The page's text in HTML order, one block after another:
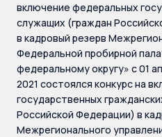
включение федеральных
служащих (граждан
в кадровый резерв
Федеральной пробирной
федеральному округу» с 01
2021 состоялся конкурс на
государственных
Российской Федерации) в
Межрегионального